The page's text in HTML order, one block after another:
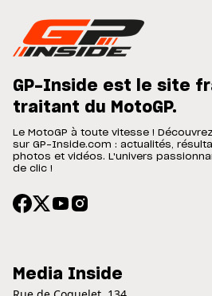
GP-Inside est le site
traitant du MotoGP.
Le MotoGP à toute vitesse !
sur GP-Inside.com : actualités,
photos et vidéos. L'univers
de clic !
Media Inside